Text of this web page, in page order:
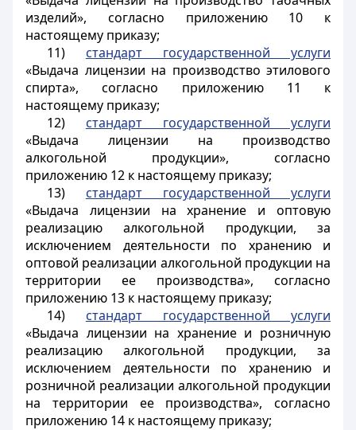
изделий», согласно приложению 10 к
настоящему приказу;
11) стандарт государственной услуги
«Выдача лицензии на производство этилового
спирта», согласно приложению 11 к
настоящему приказу;
12) стандарт государственной услуги
«Выдача лицензии на производство
алкогольной продукции», согласно
приложению 12 к настоящему приказу;
13) стандарт государственной услуги
«Выдача лицензии на хранение и оптовую
реализацию алкогольной продукции, за
исключением деятельности по хранению и
оптовой реализации алкогольной продукции на
территории ее производства», согласно
приложению 13 к настоящему приказу;
14) стандарт государственной услуги
«Выдача лицензии на хранение и розничную
реализацию алкогольной продукции, за
исключением деятельности по хранению и
розничной реализации алкогольной продукции
на территории ее производства», согласно
приложению 14 к настоящему приказу;